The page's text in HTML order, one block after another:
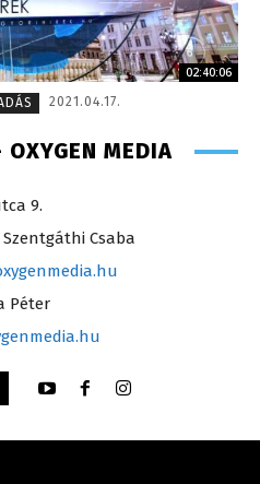
02:40:06
2021.04.17.
MEDIA
9.
Szentgáthi Csaba
Péter